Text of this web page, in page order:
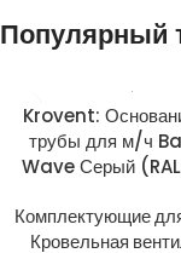
Популярный
Krovent:
трубы для м/ч
Wave Серый
Комплектующие
Кровельная